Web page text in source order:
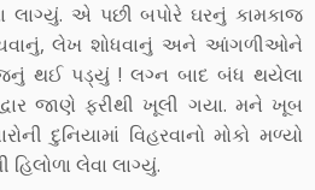
લાગ્યું. એ પછી બપોરે ઘરનું કામકાજ
લેખ શોધવાનું અને આંગળીઓને
થઈ પડ્યું ! લગ્ન બાદ બંધ થયેલા
જાણે ફરીથી ખૂલી ગયા. મને ખૂબ
દુનિયામાં વિહરવાનો મોકો મળ્યો
લેવા લાગ્યું.